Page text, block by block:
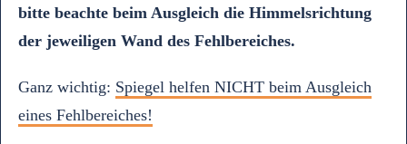
bitte beachte beim Ausgleich die Himmelsrichtung
der jeweiligen Wand des Fehlbereiches.
Ganz wichtig: Spiegel helfen NICHT beim Ausgleich
eines Fehlbereiches!